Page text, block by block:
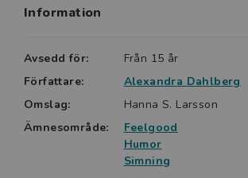
XS-XXL. Första doppet ligger på nivå M.
Information
Avsedd för:
Från 15 år
Författare:
Alexandra Dahlberg
Omslag:
Hanna S. Larsson
Ämnesområde:
Feelgood
Humor
Simning